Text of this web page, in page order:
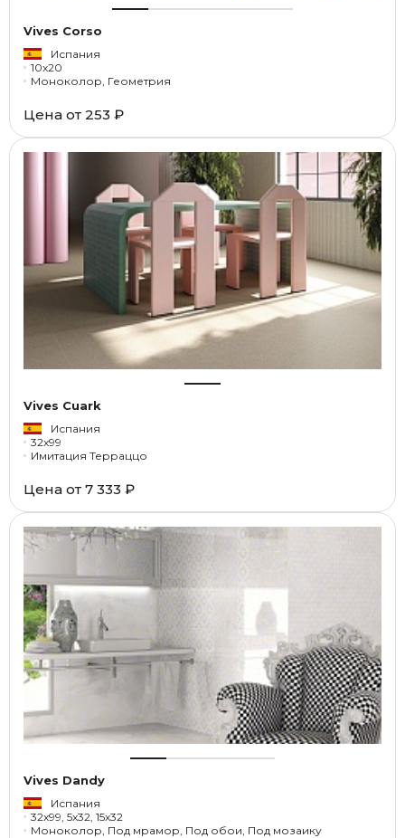
Vives Corso
Испания
10x20
Моноколор, Геометрия
Цена от 253 ₽
Vives Cuark
Испания
32x99
Имитация Терраццо
Цена от 7 333 ₽
Vives Dandy
Испания
32x99, 5x32, 15x32
Моноколор, Под мрамор, Под обои, Под мозаику